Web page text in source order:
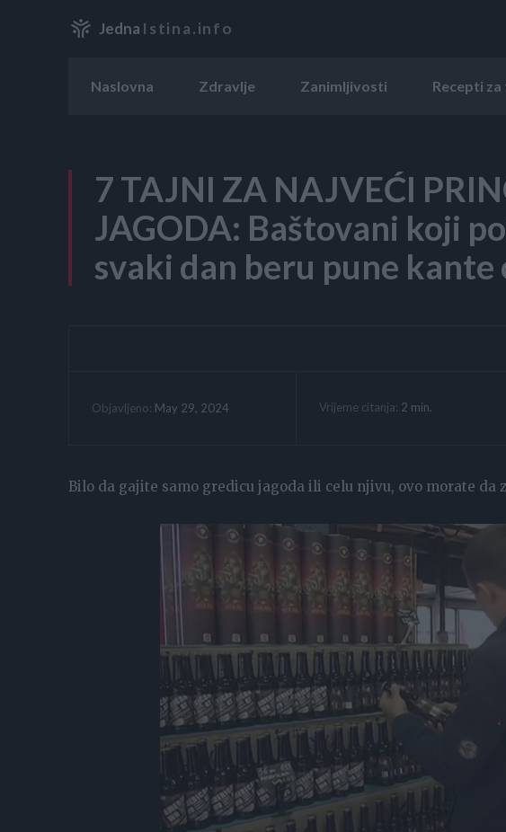
Jedna Istina.info
Naslovna Zdravlje Zanimljivosti Recepti
7 TAJNI ZA NAJVEĆI
JAGODA: Baštovani koji
svaki dan beru pune kante
Objavljeno: May 29, 2024 Vrijeme citanja: 2 min.
Bilo da gajite samo gredicu jagoda ili celu njivu, ovo morate da